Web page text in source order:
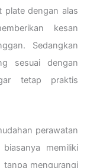
plate dengan alas
kesan
Sedangkan
sesuai dengan
tetap praktis
perawatan
memiliki
tanpa mengurangi